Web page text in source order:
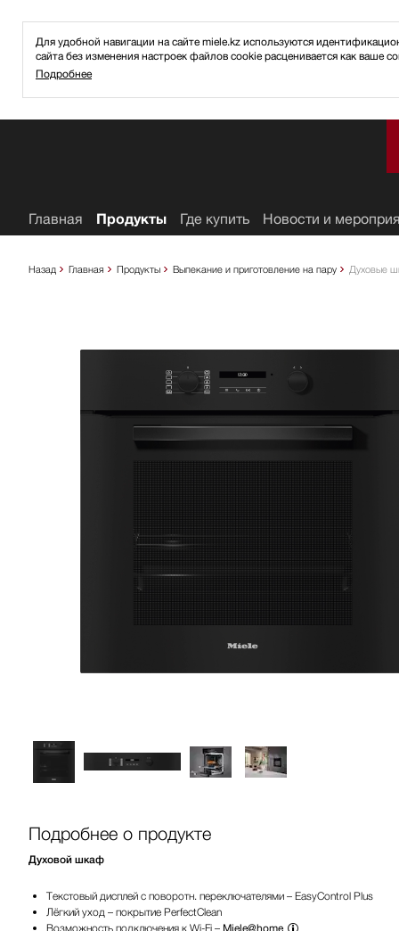
Для удобной навигации на сайте miele.kz используются
сайта без изменения настроек файлов cookie расценивается как ваше
Подробнее
Назад Главная Продукты Выпекание и приготовление на пару Духовые
Подробнее о продукте
Духовой шкаф
Текстовый дисплей с поворотн. переключателями – EasyControl Plus
Лёгкий уход – покрытие PerfectClean
Возможность подключения к Wi-Fi – Miele@home
Главная Продукты Где купить Новости и